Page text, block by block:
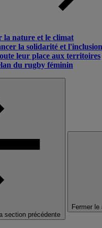
la nature et le climat
la solidarité et l'inclusion
leur place aux territoires
du rugby féminin
section précédente
Fermer le